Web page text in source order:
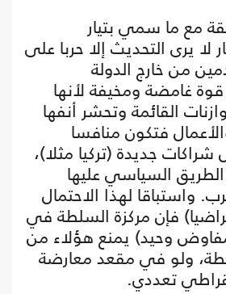
مع ما سمي بتيار
لا يرى التحديث إلا حربا على
من خارج الدولة
غامضة ومخيفة لأنها
القائمة وتحشر أنفها
فتكون منافسا
جديدة (تركيا مثلا)،
السياسي عليها
واستباقا لهذا الاحتمال
فإن مركزة السلطة في
وحيد) يمنع هؤلاء من
ولو في مقعد معارضة
تعددي.